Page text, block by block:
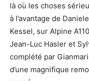
là où les choses
à l’avantage de
Kessel, sur Alpine
Jean-Luc Hasler et
complété par
d’une magnifique